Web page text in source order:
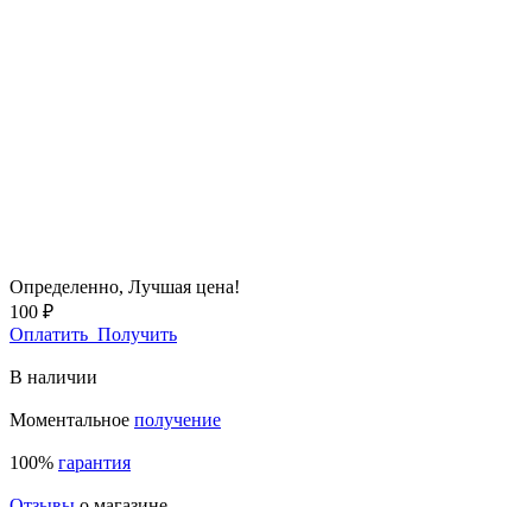
Определенно, Лучшая цена!
100 ₽
Оплатить Получить
В наличии
Моментальное получение
100% гарантия